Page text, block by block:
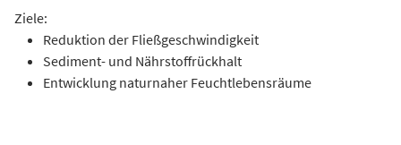
Ziele:
Reduktion der Fließgeschwindigkeit
Sediment- und Nährstoffrückhalt
Entwicklung naturnaher Feuchtlebensräume